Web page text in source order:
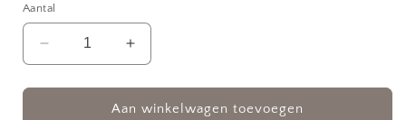
Aantal
Aantal
verlagen
voor
Aantal
verhogen
voor
Dienblad
Aan winkelwagen toevoegen